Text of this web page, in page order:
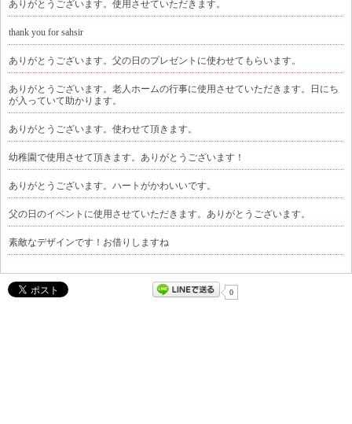
ありがとうございます。使用させていただきます。
thank you for sahsir
ありがとうございます。父の日のプレゼントに使わせてもらいます。
ありがとうございます。老人ホームの行事に使用させていただきます。日にち
が入っていて助かります。
ありがとうございます。使わせて頂きます。
幼稚園で使用させて頂きます。ありがとうございます！
ありがとうございます。ハートがかわいいです。
父の日のイベントに使用させていただきます。ありがとうございます。
素敵なデザインです！お借りしますね
0